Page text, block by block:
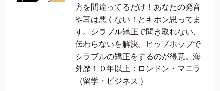
方を間違ってるだけ！あなたの発音
や耳は悪くない！とキホン思ってま
す。シラブル矯正で聞き取れない、
伝わらないを解決。ヒップホップで
シラブルの矯正をするのが得意。海
外歴１０年以上：ロンドン・マニラ
（留学・ビジネス ）